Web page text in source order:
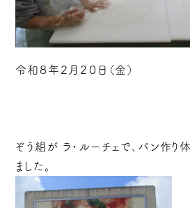
令和８年２月２０日（金）
ぞう組が ラ・ルーチェで、パン作り
ました。